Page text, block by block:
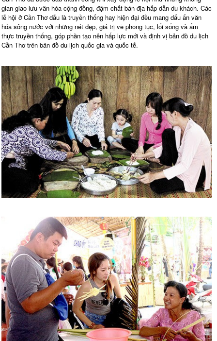
gian giao lưu văn hóa cộng đồng, đậm chất bản địa hấp dẫn du khách. Các
lễ hội ở Cần Thơ dẫu là truyền thống hay hiện đại đều mang dấu ấn văn
hóa sông nước với những nét đẹp, giá trị về phong tục, lối sống và ẩm
thực truyền thống, góp phần tạo nên hấp lực mới và định vị bản đồ du lịch
Cần Thơ trên bản đồ du lịch quốc gia và quốc tế.